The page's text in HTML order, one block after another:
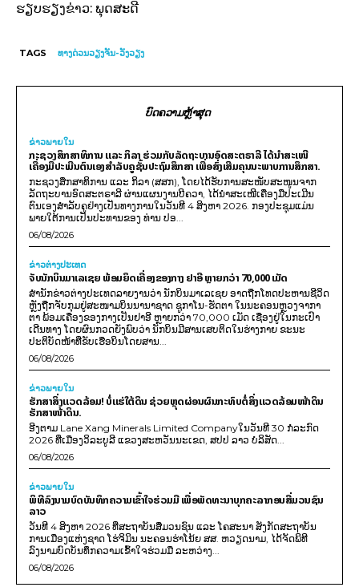
ຮຽບຮຽງຂ່າວ: ພຸດສະດີ
TAGS ທາງດ່ວນວຽງຈັນ-ວັງວຽງ
ບົດຄວາມຫຼ້າສຸດ
ຂ່າວພາຍ​ໃນ
ກະຊວງສຶກສາທິການ ແລະ ກິລາ ຮ່ວມກັບລັດຖະບານອົດສະຕຣາລີ ໄດ້ນຳສະເໜີ
ເຄື່ອງມືປະເມີນຕົນເອງສຳລັບຄູຊັ້ນປະຖົມສຶກສາ ເພື່ອສົ່ງເສີມຄຸນນະພາບການສຶກສາ.
ກະຊວງສຶກສາທິການ ແລະ ກິລາ (ສສກ), ໂດຍໄດ້ຮັບການສະໜັບສະໜູນຈາກ
ລັດຖະບານອົດສະຕຣາລີ ຜ່ານແຜນງານບີຄວາ, ໄດ້ນຳສະເໜີເຄື່ອງມືປະເມີນ
ຕົນເອງສຳລັບຄູຢ່າງເປັນທາງການໃນວັນທີ 4 ສິງຫາ 2026. ກອງປະຊຸມແມ່ນ
ພາຍໃຕ້ການເປັນປະທານຂອງ ທ່ານ ປອ...
06/08/2026
ຂ່າວຕ່າງປະເທດ
ຈັບນັກບິນມາເລເຊຍ ພ້ອມຍຶດເຄື່ອງຂອງກາງ ຢາອີ ຫຼາຍກວ່າ 70,000 ເມັດ
ສຳນັກຂ່າວຕ່າງປະເທດລາຍງານວ່າ ນັກບິນມາເລເຊຍ ອາດຖືກໂທດປະຫານຊີວິດ
ຫຼັງຖືກຈັບກຸມຢູ່ສະໜາມບິນນານາຊາດ ຊູກາໂນ-ຮັດຕາ ໃນນະຄອນຫຼວງຈາກາ
ຕາ ພ້ອມເຄື່ອງຂອງກາງເປັນຢາອີ ຫຼາຍກວ່າ 70,000 ເມັດ ເຊື່ອງຢູ່ໃນກະເປົາ
ເດີນທາງ ໂດຍຜົນກວດຍັງພົບວ່າ ນັກບິນມີສານເສບຕິດໃນຮ່າງກາຍ ຂະນະ
ປະຕິບັດໜ້າທີ່ຂັບເຮືອບິນໂດຍສານ...
06/08/2026
ຂ່າວພາຍ​ໃນ
ຮັກສາສິ່ງແວດລ້ອມ! ບໍ່ແຮ່ໃຕ້ດິນ ຊ່ວຍຫຼຸດຜ່ອນຜົນກະທົບຕໍ່ສິ່ງແວດລ້ອມໜ້າດິນ
ຮັກສາໜ້າດິນ.
ອີງຕາມ Lane Xang Minerals Limited Companyໃນວັນທີ 30 ກໍລະກົດ
2026 ທີ່ເມືອງວິລະບູລີ ແຂວງສະຫວັນນະເຂດ, ສປປ ລາວ ບໍລິສັດ...
06/08/2026
ຂ່າວພາຍ​ໃນ
ພິທີລົງນາມບົດບັນທຶກຄວາມເຂົ້າໃຈຮ່ວມມື ເພື່ອພັດທະນາບຸກຄະລາກອນສື່ມວນຊົນ
ລາວ
ວັນທີ 4 ສິງຫາ 2026 ທີ່ສະຖາບັນສື່ມວນຊົນ ແລະ ໂຄສະນາ ສັງກັດສະຖາບັນ
ການເມືອງແຫ່ງຊາດ ໂຮ່ຈິມິນ ນະຄອນຮ່າໂນ້ຍ ສສ. ຫວຽດນາມ, ໄດ້ຈັດພິທີ
ລົງນາມບົດບັນທຶກຄວາມເຂົ້າໃຈຮ່ວມມື ລະຫວ່າງ...
06/08/2026